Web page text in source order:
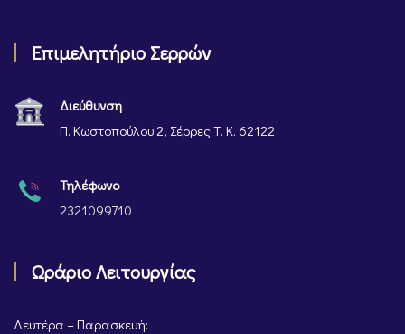
Επιμελητήριο Σερρών
Διεύθυνση
Π. Κωστοπούλου 2, Σέρρες Τ. Κ. 62122
Τηλέφωνο
2321099710
Ωράριο Λειτουργίας
Δευτέρα – Παρασκευή: